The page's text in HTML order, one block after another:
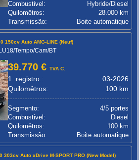
Combustivel:
Hybride/Diesel
Quilomêtros:
28.000 km
Transmissão:
Boite automatique
150cv Auto AMG-LINE (Neuf)
Tempo/Cam/BT
39.770 €TVA C.
1. registro.:
03-2026
Quilomêtros:
100 km
Segmento:
4/5 portes
Combustivel:
Diesel
Quilomêtros:
100 km
Transmissão:
Boite automatique
303cv Auto xDrive M-SPORT PRO (New Model)